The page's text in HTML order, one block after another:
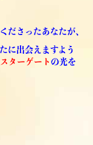
ださったあなたが、
に出会えますよう
ターゲート の光を